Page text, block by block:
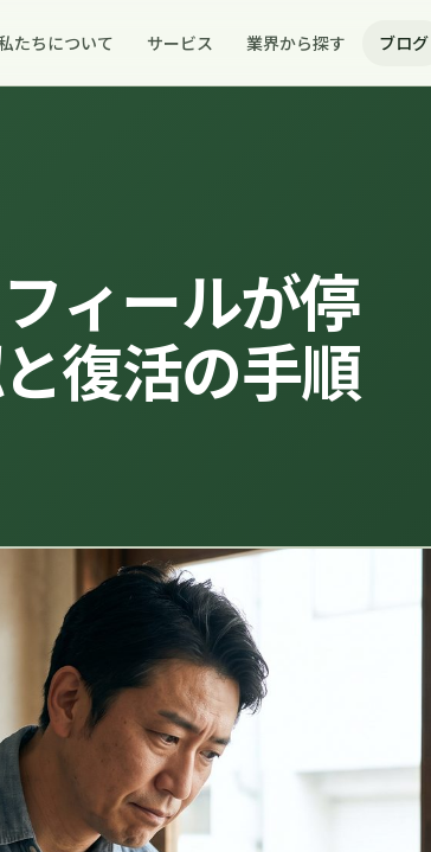
たちについて サービス 業界から探す ブログ
ィールが停
復活の手順